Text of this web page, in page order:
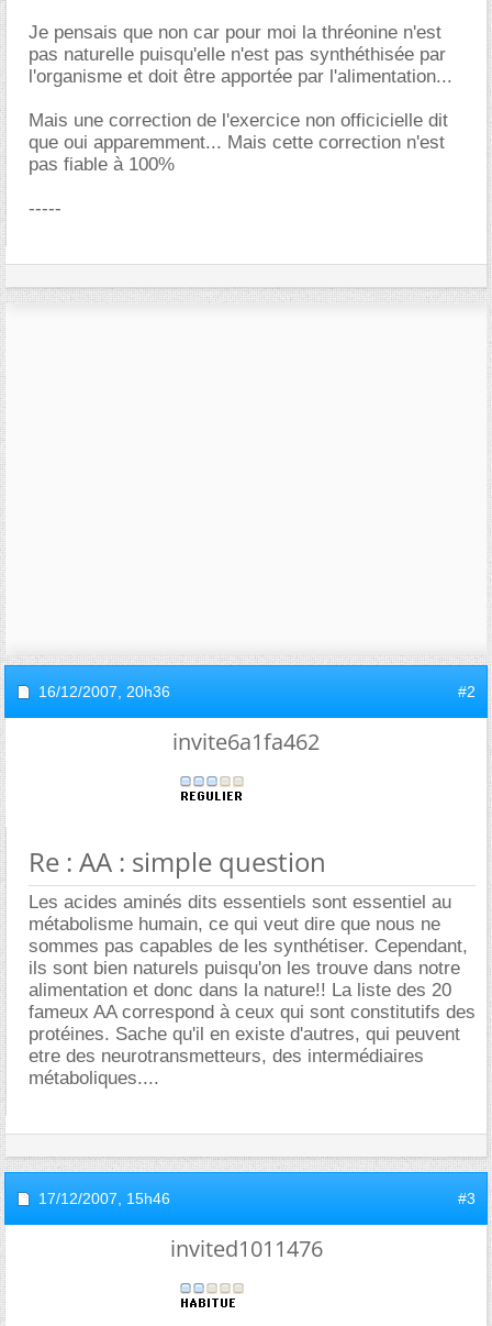
Je pensais que non car pour moi la thréonine n'est
pas naturelle puisqu'elle n'est pas synthéthisée par
l'organisme et doit être apportée par l'alimentation...
Mais une correction de l'exercice non officicielle dit
que oui apparemment... Mais cette correction n'est
pas fiable à 100%
-----
16/12/2007, 20h36 #2
invite6a1fa462
Re : AA : simple question
Les acides aminés dits essentiels sont essentiel au
métabolisme humain, ce qui veut dire que nous ne
sommes pas capables de les synthétiser. Cependant,
ils sont bien naturels puisqu'on les trouve dans notre
alimentation et donc dans la nature!! La liste des 20
fameux AA correspond à ceux qui sont constitutifs des
protéines. Sache qu'il en existe d'autres, qui peuvent
etre des neurotransmetteurs, des intermédiaires
métaboliques....
17/12/2007, 15h46 #3
invited1011476